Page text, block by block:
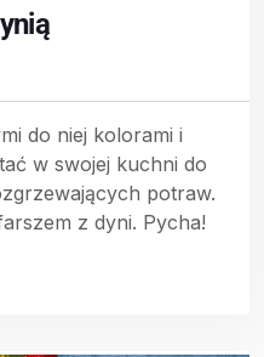
do niej kolorami i
w swojej kuchni do
potraw.
z dyni. Pycha!